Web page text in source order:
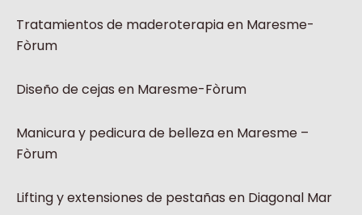
Tratamientos de maderoterapia en Maresme-
Fòrum
Diseño de cejas en Maresme-Fòrum
Manicura y pedicura de belleza en Maresme –
Fòrum
Lifting y extensiones de pestañas en Diagonal Mar